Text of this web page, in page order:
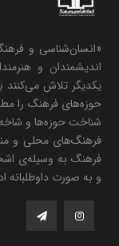
«انسان‌شناسی و
اندیشمندان و
یکدیگر تلاش می‌کنند
حوزه‌های فرهنگ را
شناخت حوزه‌ها و
فرهنگ‌های محلی و
فرهنگ به وسیله‌ی
و به صورت داوطلبانه